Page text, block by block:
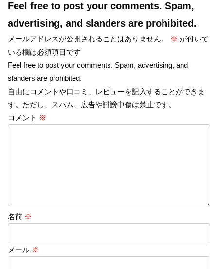
Feel free to post your comments. Spam,
advertising, and slanders are prohibited.
メールアドレスが公開されることはありません。 ※ が付いて
いる欄は必須項目です
Feel free to post your comments. Spam, advertising, and
slanders are prohibited.
自由にコメントや口コミ、レビューを記入することができま
す。ただし、スパム、広告や誹謗中傷は禁止です。
コメント ※
名前 ※
メール ※